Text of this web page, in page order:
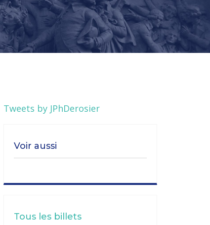
Tweets by JPhDerosier
Voir aussi
Tous les billets